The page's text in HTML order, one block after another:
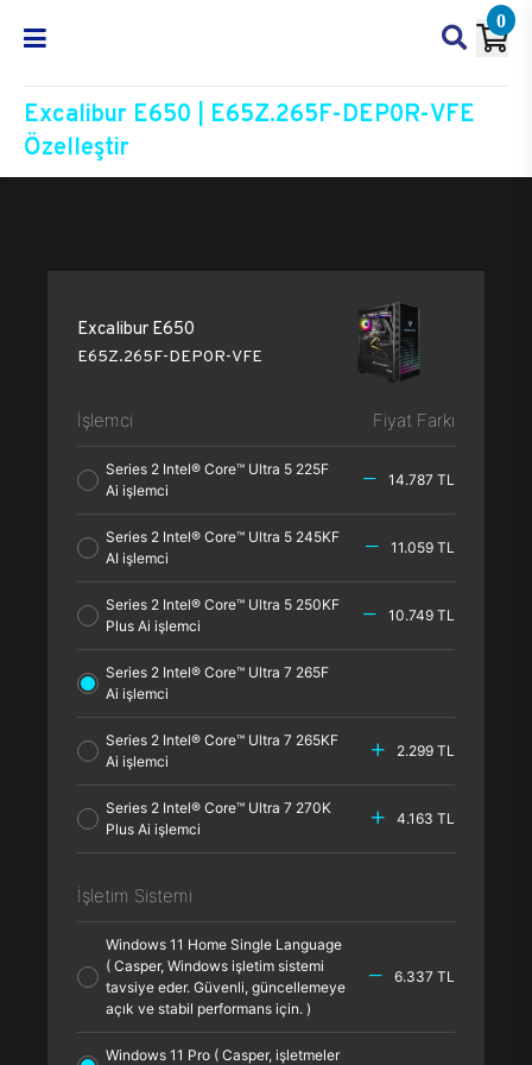
0
Excalibur E650 | E65Z.265F-DEP0R-VFE
Özelleştir
Excalibur E650
E65Z.265F-DEP0R-VFE
İşlemci Fiyat Farkı
Series 2 Intel® Core™ Ultra 5 225F
Ai işlemci
14.787 TL
Series 2 Intel® Core™ Ultra 5 245KF
AI işlemci
11.059 TL
Series 2 Intel® Core™ Ultra 5 250KF
Plus Ai işlemci
10.749 TL
Series 2 Intel® Core™ Ultra 7 265F
Ai işlemci
Series 2 Intel® Core™ Ultra 7 265KF
Ai işlemci
2.299 TL
Series 2 Intel® Core™ Ultra 7 270K
Plus Ai işlemci
4.163 TL
İşletim Sistemi
Windows 11 Home Single Language
( Casper, Windows işletim sistemi
tavsiye eder. Güvenli, güncellemeye
açık ve stabil performans için. )
6.337 TL
Windows 11 Pro ( Casper, işletmeler